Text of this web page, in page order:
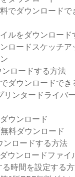
でダウンロードで
ルをダウンロード
ロードスケッチア
ロードする方法
ダウンロードでき
リンタードライバ
ウンロード
料ダウンロード
ンロードする方法
ウンロードファイ
る時間を設定する